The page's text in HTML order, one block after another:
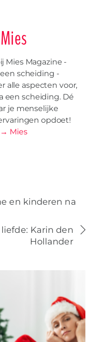
Mies
Mies Magazine -
scheiding -
alle aspecten voor,
een scheiding. Dé
je menselijke
opdoet!
→ Mies
en kinderen na
Karin den
Hollander